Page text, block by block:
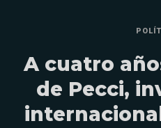
A cuatro
de Pecci,